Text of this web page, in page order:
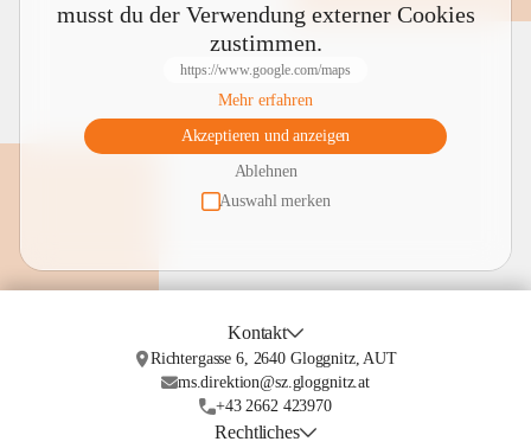
musst du der Verwendung externer Cookies
zustimmen.
https://www.google.com/maps
Mehr erfahren
Akzeptieren und anzeigen
Ablehnen
Auswahl merken
Kontakt
Richtergasse 6, 2640 Gloggnitz, AUT
ms.direktion@sz.gloggnitz.at
+43 2662 423970
Rechtliches